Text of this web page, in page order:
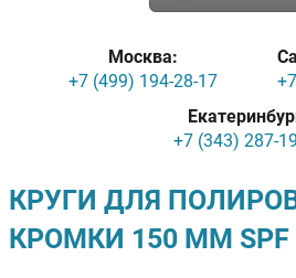
Москва:
+7 (499) 194-28-17
+7 (343) 287-
КРУГИ ДЛЯ
КРОМКИ 150 ММ SPF